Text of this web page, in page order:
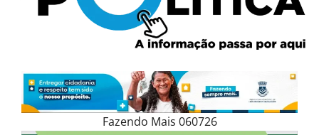
Fazendo Mais 060726